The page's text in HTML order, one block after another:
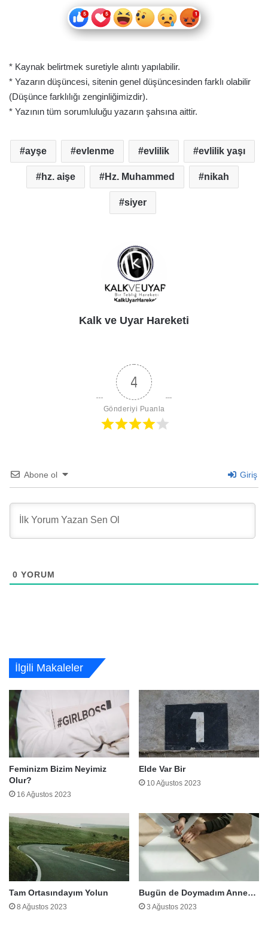
* Kaynak belirtmek suretiyle alıntı yapılabilir.
* Yazarın düşüncesi, sitenin genel düşüncesinden farklı olabilir
(Düşünce farklılığı zenginliğimizdir).
* Yazının tüm sorumluluğu yazarın şahsına aittir.
ayşe evlenme evlilik evlilik yaşı
hz. aişe Hz. Muhammed nikah
siyer
Kalk ve Uyar Hareketi
4
Gönderiyi Puanla
Abone ol Giriş
0 YORUM
İlgili Makaleler
Feminizm Bizim Neyimiz
Olur?
16 Ağustos 2023
Elde Var Bir
10 Ağustos 2023
Tam Ortasındayım Yolun
8 Ağustos 2023
Bugün de Doymadım Anne…
3 Ağustos 2023